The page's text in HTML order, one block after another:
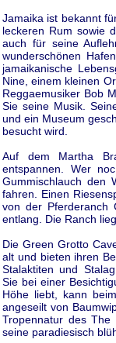
Jamaika ist bekannt
leckeren Rum sowie
auch für seine
wunderschönen
jamaikanische
Nine, einem kleinen
Reggaemusiker Bob
Sie seine Musik.
und ein Museum
besucht wird.
Auf dem Martha
entspannen. Wer
Gummischlauch den
fahren. Einen
von der Pferderanch
entlang. Die Ranch
Die Green Grotto
alt und bieten ihren
Stalaktiten und
Sie bei einer
Höhe liebt, kann
angeseilt von
Tropennatur des
seine paradiesisch